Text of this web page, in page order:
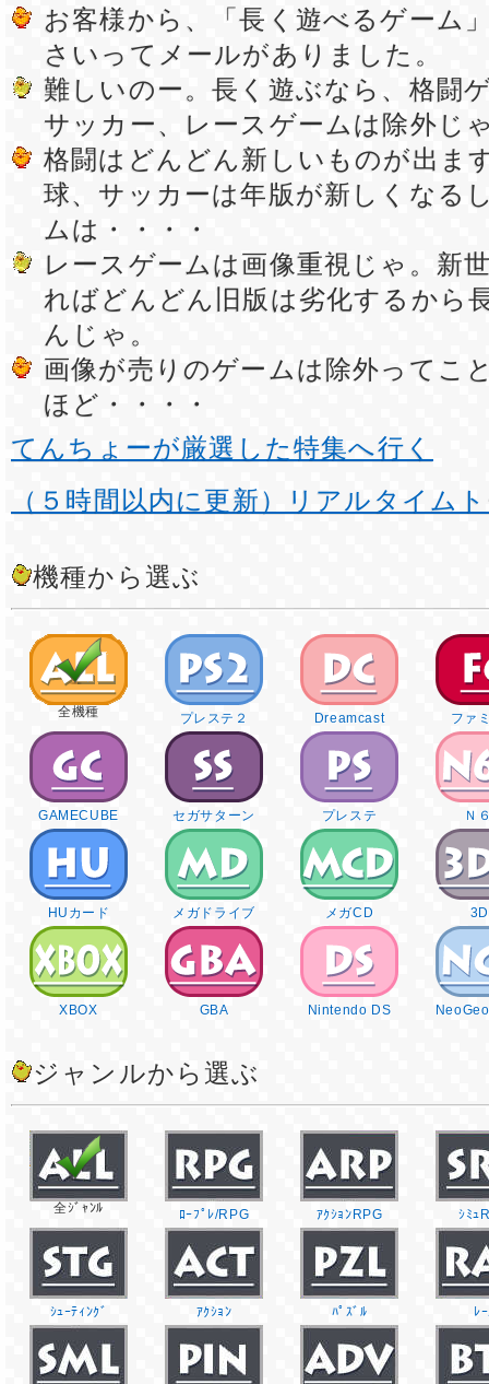
お客様から、「長く遊べるゲーム
さいってメールがありました。
難しいのー。長く遊ぶなら、格闘
サッカー、レースゲームは除外じ
格闘はどんどん新しいものが出ま
球、サッカーは年版が新しくなる
ムは・・・・
レースゲームは画像重視じゃ。新
ればどんどん旧版は劣化するから
んじゃ。
画像が売りのゲームは除外ってこ
ほど・・・・
てんちょーが厳選した特集へ行く
（５時間以内に更新）リアルタイム
機種から選ぶ
全機種 プレステ２ Dreamcast ファ
GAMECUBE セガサターン プレステ Ｎ
HUカード メガドライブ メガCD
XBOX GBA Nintendo DS
ジャンルから選ぶ
全ｼﾞｬﾝﾙ ﾛｰﾌﾟﾚ/RPG ｱｸｼｮﾝRPG ｼﾐｭ
ｼｭｰﾃｨﾝｸﾞ ｱｸｼｮﾝ ﾊﾟｽﾞﾙ ﾚ